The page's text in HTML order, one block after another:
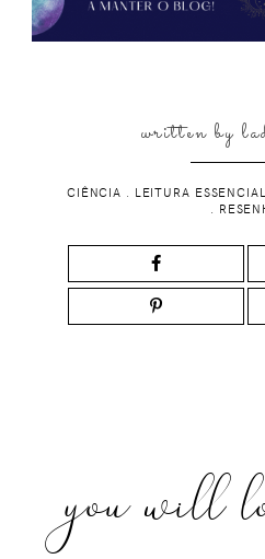
written by
CIÊNCIA . LEITURA ESSENCIAL
.
you will